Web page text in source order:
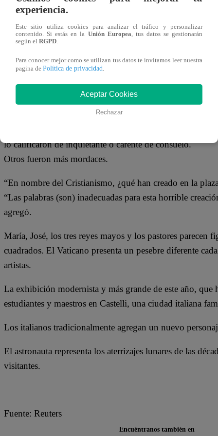
15 de diciembre 2020
La Plaza de San Pedro en el Vaticano ha albergado
Star Wars, ha recibido críticas tan malas que, si fuera
habría terminado la noche del estreno.
lo calificaron de inquietante o carente de consuelo.
Otros fueron más mordaces.
“En nombre del Cristianismo, ¿qué han creado en la
“Las palabras (son) inadecuadas para esta horrible
agregó.
María, José, los tres reyes mayos y los pastores parecen
cuadrados. El Vaticano presenta un pesebre diferente
artistas.
La exhibición modernista y más grande de este año, que
estudiantes y maestros en Castelli, una ciudad italiana
Los italianos tradicionalmente agregan un nuevo
El astronauta representa los aterrizajes lunares de las
visitantes.
Fuente: Reuters
experiencia.
Este sitio utiliza cookies para analizar el tráfico y personalizar
contenido. Si estás en la Unión Europea, tus datos se gestionarán
según el RGPD.
Para conocer mejor como se utilizan tus datos te invitamos leer nuestra
pagina de Política de privacidad.
Aceptar Cookies
Rechazar
Encuéntranos también en